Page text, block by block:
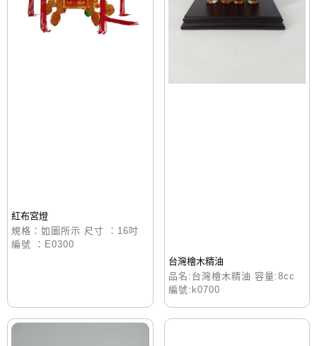
紅布宮燈
規格：如圖所示 尺寸 ：16吋
編號 ：E0300
台灣檜木精油
品名:台灣檜木精油 容量:8cc
編號:k0700